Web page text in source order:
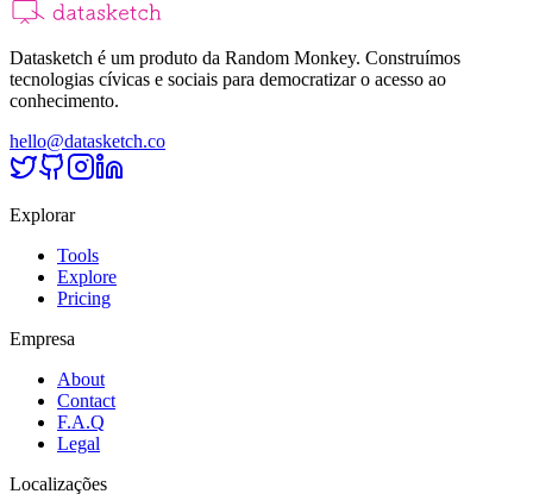
Datasketch é um produto da Random Monkey. Construímos
tecnologias cívicas e sociais para democratizar o acesso ao
conhecimento.
hello@datasketch.co
Explorar
Tools
Explore
Pricing
Empresa
About
Contact
F.A.Q
Legal
Localizações